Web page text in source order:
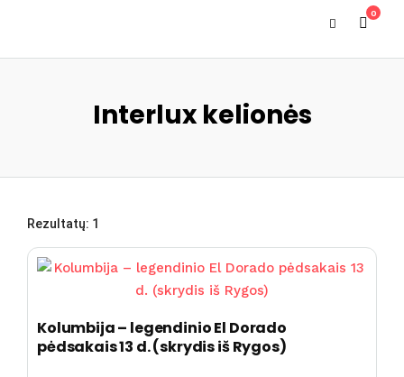
0
Interlux kelionės
Rezultatų: 1
Kolumbija – legendinio El Dorado
pėdsakais 13 d. (skrydis iš Rygos)